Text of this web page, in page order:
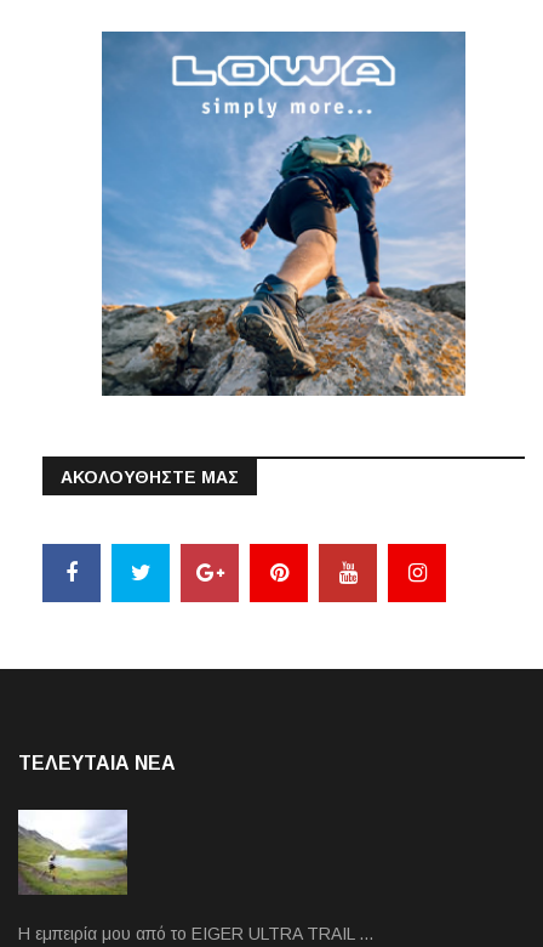
ΑΚΟΛΟΥΘΗΣΤΕ ΜΑΣ
ΤΕΛΕΥΤΑΙΑ NEA
Η εμπειρία μου από το EIGER ULTRA TRAIL …